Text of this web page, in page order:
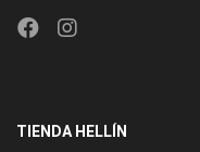
TIENDA HELLÍN